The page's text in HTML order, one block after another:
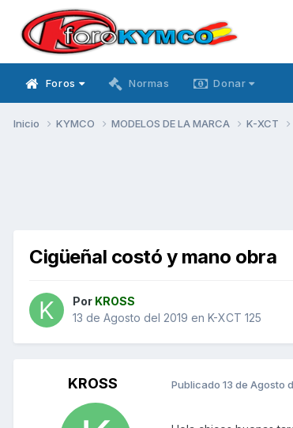
Foros Normas Donar
Inicio KYMCO MODELOS DE LA MARCA K-XCT
Cigüeñal costó y mano obra
Por KROSS
13 de Agosto del 2019 en K-XCT 125
KROSS Publicado 13 de Agosto